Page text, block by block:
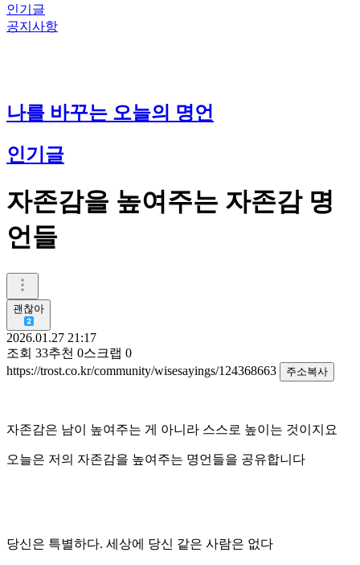
인기글
공지사항
나를 바꾸는 오늘의 명언
인기글
자존감을 높여주는 자존감 명
언들
괜찮아
2026.01.27 21:17
조회 33추천 0스크랩 0
https://trost.co.kr/community/wisesayings/124368663
주소복사
자존감은 남이 높여주는 게 아니라 스스로 높이는 것이지요
오늘은 저의 자존감을 높여주는 명언들을 공유합니다
당신은 특별하다. 세상에 당신 같은 사람은 없다